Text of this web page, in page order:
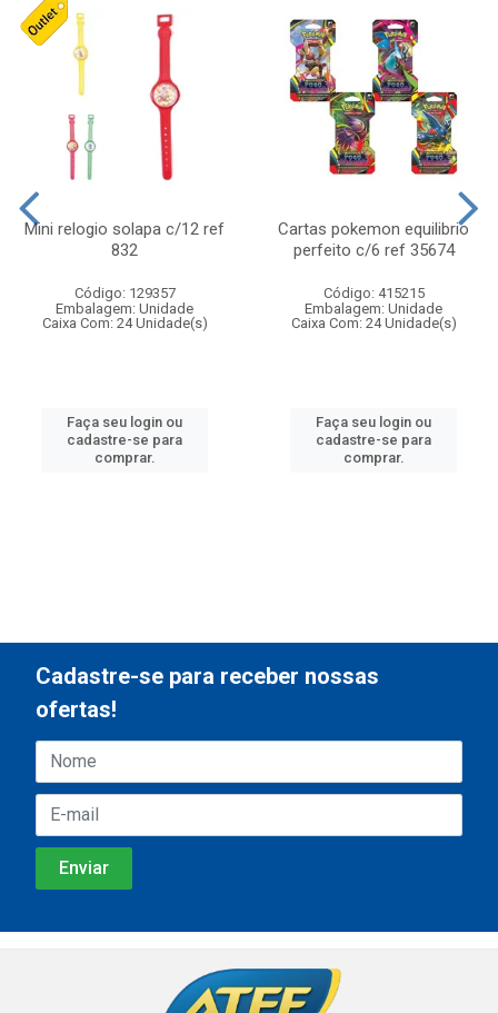
Mini relogio solapa c/12 ref
832
Código: 129357
Embalagem: Unidade
Caixa Com: 24 Unidade(s)
Faça seu login ou
cadastre-se para
comprar.
Cartas pokemon equilibrio
perfeito c/6 ref 35674
Código: 415215
Embalagem: Unidade
Caixa Com: 24 Unidade(s)
Faça seu login ou
cadastre-se para
comprar.
Cadastre-se para receber nossas
ofertas!